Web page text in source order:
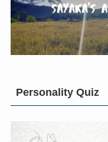
Personality Quiz